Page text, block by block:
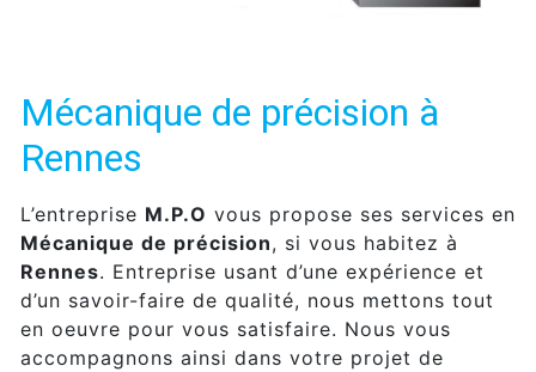
Mécanique de précision à
Rennes
L’entreprise M.P.O vous propose ses services en
Mécanique de précision, si vous habitez à
Rennes. Entreprise usant d’une expérience et
d’un savoir-faire de qualité, nous mettons tout
en oeuvre pour vous satisfaire. Nous vous
accompagnons ainsi dans votre projet de